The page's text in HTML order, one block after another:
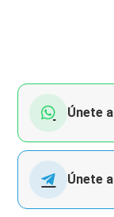
Únete
Únete